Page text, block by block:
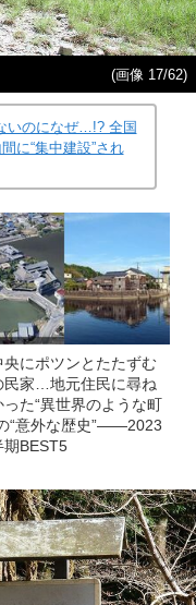
(画像 17/62)
いのになぜ…!? 全国
に“集中建設”され
央にポツンとたたずむ
民家…地元住民に尋ね
った“異世界のような町
“意外な歴史”――2023
期BEST5